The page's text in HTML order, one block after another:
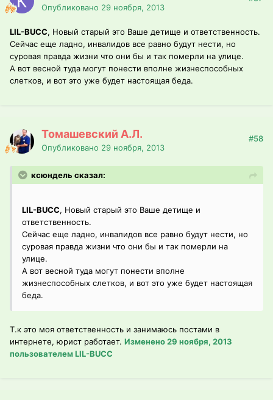
Опубликовано 29 ноября, 2013
LIL-BUCC, Новый старый это Ваше детище и ответственность.
Сейчас еще ладно, инвалидов все равно будут нести, но
суровая правда жизни что они бы и так померли на улице.
А вот весной туда могут понести вполне жизнеспособных
слетков, и вот это уже будет настоящая беда.
Томашевский А.Л.
Опубликовано 29 ноября, 2013
#58
ксюндель сказал:
LIL-BUCC, Новый старый это Ваше детище и
ответственность.
Сейчас еще ладно, инвалидов все равно будут нести, но
суровая правда жизни что они бы и так померли на
улице.
А вот весной туда могут понести вполне
жизнеспособных слетков, и вот это уже будет настоящая
беда.
Т.к это моя ответственность и занимаюсь постами в
интернете, юрист работает. Изменено29 ноября, 2013
пользователем LIL-BUCC